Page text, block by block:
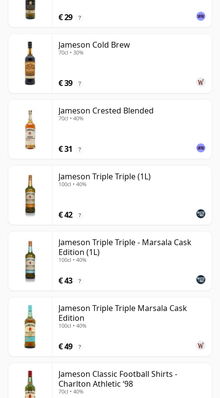
€ 29 ?
Jameson Cold Brew
70cl • 30%
€ 39 ?
Jameson Crested Blended
70cl • 40%
€ 31 ?
Jameson Triple Triple (1L)
100cl • 40%
€ 42 ?
Jameson Triple Triple - Marsala Cask
Edition (1L)
100cl • 40%
€ 43 ?
Jameson Triple Triple Marsala Cask
Edition
100cl • 40%
€ 49 ?
Jameson Classic Football Shirts -
Charlton Athletic ‘98
70cl • 40%